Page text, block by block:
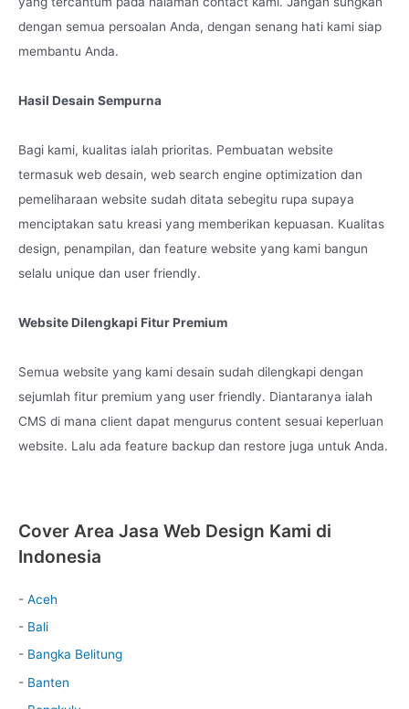
dengan semua persoalan Anda, dengan senang hati kami siap
membantu Anda.
Hasil Desain Sempurna
Bagi kami, kualitas ialah prioritas. Pembuatan website
termasuk web desain, web search engine optimization dan
pemeliharaan website sudah ditata sebegitu rupa supaya
menciptakan satu kreasi yang memberikan kepuasan. Kualitas
design, penampilan, dan feature website yang kami bangun
selalu unique dan user friendly.
Website Dilengkapi Fitur Premium
Semua website yang kami desain sudah dilengkapi dengan
sejumlah fitur premium yang user friendly. Diantaranya ialah
CMS di mana client dapat mengurus content sesuai keperluan
website. Lalu ada feature backup dan restore juga untuk Anda.
Cover Area Jasa Web Design Kami di
Indonesia
- Aceh
- Bali
- Bangka Belitung
- Banten